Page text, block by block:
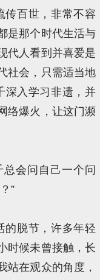
传百世，非常不容
是那个时代生活与
代人看到并喜爱是
社会，只需适当地
深入学习非遗，并
络爆火，让这门濒
会问自己一个问
”
的脱节，许多年轻
时候未曾接触，长
站在观众的角度，